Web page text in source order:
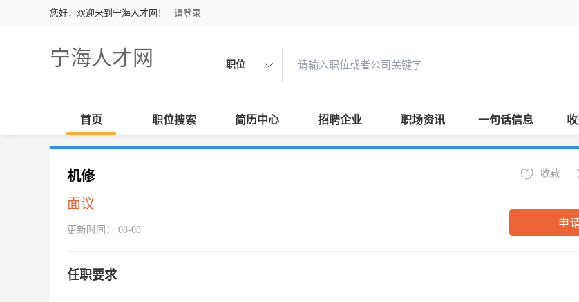
您好，欢迎来到宁海人才网！ 请登录
宁海人才网 职位
首页 职位搜索 简历中心 招聘企业 职场资讯 一句话信息
机修
面议
更新时间： 08-08
收藏
申
任职要求